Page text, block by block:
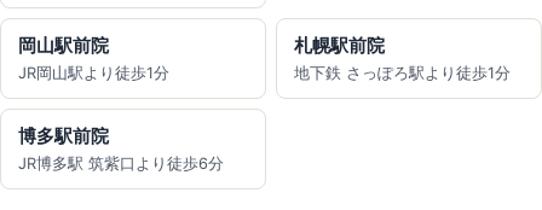
岡山駅前院
JR岡山駅より徒歩1分
札幌駅前院
地下鉄 さっぽろ駅より徒歩1分
博多駅前院
JR博多駅 筑紫口より徒歩6分